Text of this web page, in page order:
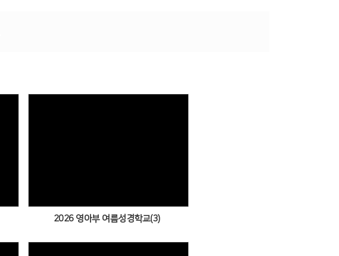
2026 영아부 여름성경학교(3)